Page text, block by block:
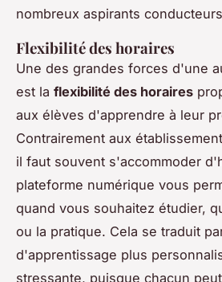
nombreux aspirants
Flexibilité des horaires
Une des grandes forces d'une
est la flexibilité des horaires
aux élèves d'apprendre à leur
Contrairement aux
il faut souvent s'accommoder
plateforme numérique vous
quand vous souhaitez étudier,
ou la pratique. Cela se traduit
d'apprentissage plus
stressante, puisque chacun